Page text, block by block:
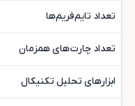
تعداد تایم‌فریم‌ها
تعداد چارت‌های همزمان
ابزارهای تحلیل تکنیکال